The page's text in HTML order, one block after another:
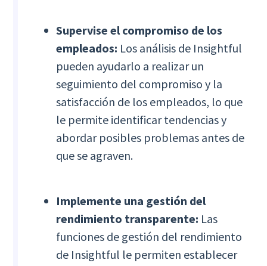
Supervise el compromiso de los
empleados: Los análisis de Insightful
pueden ayudarlo a realizar un
seguimiento del compromiso y la
satisfacción de los empleados, lo que
le permite identificar tendencias y
abordar posibles problemas antes de
que se agraven.
Implemente una gestión del
rendimiento transparente: Las
funciones de gestión del rendimiento
de Insightful le permiten establecer